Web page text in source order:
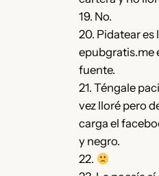
19. No.
20. Pidatear es
epubgratis.me
fuente.
21. Téngale
vez lloré pero
carga el
y negro.
22.